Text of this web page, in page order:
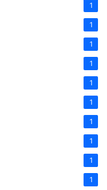
1
1
1
1
1
1
1
1
1
1